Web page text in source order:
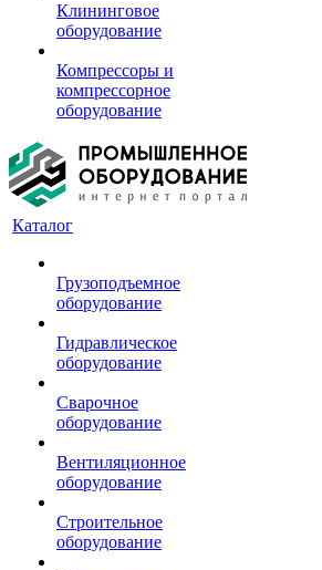
Клининговое
оборудование
Компрессоры и
компрессорное
оборудование
Каталог
Грузоподъемное
оборудование
Гидравлическое
оборудование
Сварочное
оборудование
Вентиляционное
оборудование
Строительное
оборудование